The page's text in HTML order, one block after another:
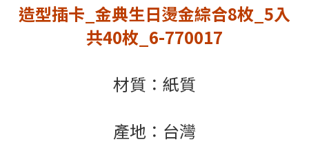
造型插卡_金典生日燙金綜合8枚_5入
共40枚_6-770017
材質：紙質
產地：台灣